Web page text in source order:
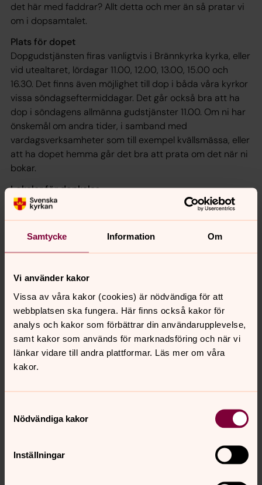
Samtycke Information Om
Vi använder kakor
Vissa av våra kakor (cookies) är nödvändiga för att
webbplatsen ska fungera. Här finns också kakor för
analys och kakor som förbättrar din användarupplevelse,
samt kakor som används för marknadsföring och när vi
länkar vidare till andra plattformar. Läs mer om våra
kakor.
Nödvändiga kakor
Inställningar
det här med faddrar? Allt detta och mer än så pratar vi
om i dopsamtalet.
Plats för dopet
Dopgudstjänsten firas vanligtvis i Brännkyrka kyrka, eller
vid utealtaret, lördagar 11.00, 12.00, 13.00, 15.00 och
16.30. Det finns även möjlighet till dop i båda våra kyrkor
vissa söndagseftermiddagar. Det går också bra att ha
dop i söndagens allmänna gudstjänster 11.00. Om ni har
önskemål om andra tider, i samband med
vardagsverksamheter som till exempel kvällsmässa, eller
att ha dopet hemma går det bra att prata om det när ni
bokar.
Lokaler för dopkalas
Fira dopet med kalas! Vi har lokaler för det. Läs merHÄR!
Boka tid för dop
Den doptid ni bokar är bara för er. Inga andra dop sker
samtidigt.
ringa 08-447 11 56 eller via mail till
brannkyrka.info@svenskakyrkan.se. Telefonbokningen
har öppet måndagar-fredagar 9.00-15.00 (tisdagar från
10.30) med lunchstängt 11.30-12.30. Dag innan röd dag
stänger telefonbokningen 12.00. Juni till och med augusti
öppet 9.00–12.00.
innehåll?
Dela